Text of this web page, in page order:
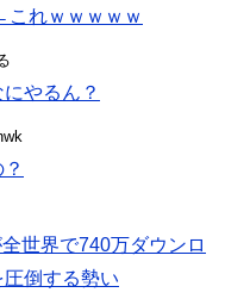
これｗｗｗｗｗ
やるん？
世界で740万ダウンロ
倒する勢い